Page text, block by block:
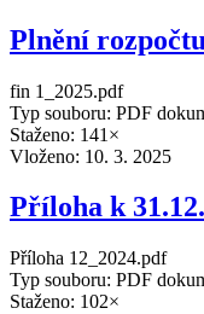
Plnění
fin 1_2025.pdf
Typ souboru: PDF
Staženo: 141×
Vloženo: 10. 3. 2025
Příloha k
Příloha 12_2024.pdf
Typ souboru: PDF
Staženo: 102×